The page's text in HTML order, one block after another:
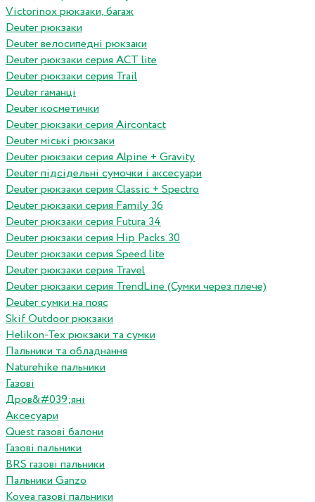
Victorinox рюкзаки, багаж
Deuter рюкзаки
Deuter велосипедні рюкзаки
Deuter рюкзаки серия ACT lite
Deuter рюкзаки серия Trail
Deuter гаманці
Deuter косметички
Deuter рюкзаки серия Aircontact
Deuter міські рюкзаки
Deuter рюкзаки серия Alpine + Gravity
Deuter підсідельні сумочки і аксесуари
Deuter рюкзаки серия Classic + Spectro
Deuter рюкзаки серия Family 36
Deuter рюкзаки серия Futura 34
Deuter рюкзаки серия Hip Packs 30
Deuter рюкзаки серия Speed lite
Deuter рюкзаки серия Travel
Deuter рюкзаки серия TrendLine (Сумки через плече)
Deuter сумки на пояс
Skif Outdoor рюкзаки
Helikon-Tex рюкзаки та сумки
Пальники та обладнання
Naturehike пальники
Газові
Дров&#039;яні
Аксесуари
Quest газові балони
Газові пальники
BRS газові пальники
Пальники Ganzo
Kovea газові пальники